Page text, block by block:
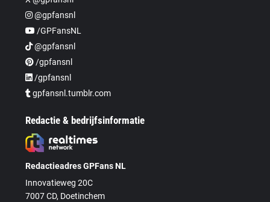
@gpfansnl
/GPFansNL
@gpfansnl
/gpfansnl
/gpfansnl
gpfansnl.tumblr.com
Redactie & bedrijfsinformatie
Redactieadres GPFans NL
Innovatieweg 20C
7007 CD, Doetinchem